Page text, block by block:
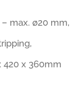
max. ø20 mm,
420 x 360mm